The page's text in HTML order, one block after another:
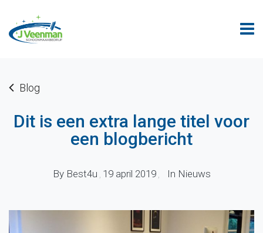
Blog
Dit is een extra lange titel voor
een blogbericht
By Best4u 19 april 2019 In Nieuws